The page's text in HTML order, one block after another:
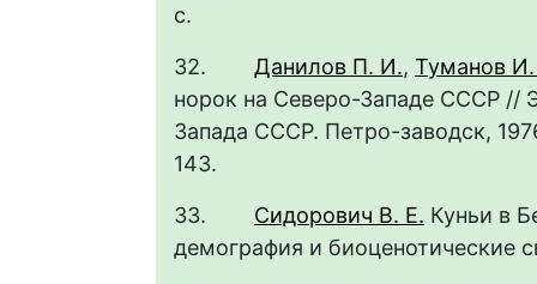
32. Данилов П. И., Туманов
норок на Северо-Западе СССР //
Запада СССР. Петро-заводск,
33. Сидорович В. Е. Куньи в
демография и